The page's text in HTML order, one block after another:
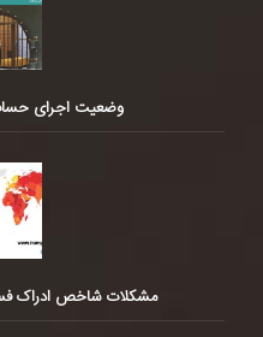
وضعیت اجرای
مشکلات شاخص ادراک